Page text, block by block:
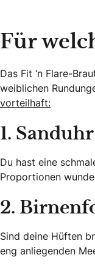
Für
Das Fit ‘n Flare-
weiblichen
vorteilhaft:
1.
Du hast eine
Proportionen
2.
Sind deine Hüften
eng anliegenden